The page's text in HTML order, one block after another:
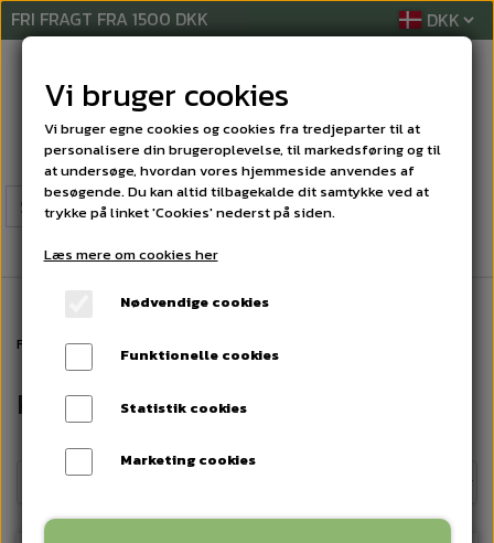
FRI FRAGT FRA 1500 DKK
Forside RENGØRINGSREKVISITTER
KOMPLET MOPPESÆT
Vi bruger cookies
Vi bruger egne cookies og cookies fra tredjeparter til at
personalisere din brugeroplevelse, til markedsføring og til
at undersøge, hvordan vores hjemmeside anvendes af
besøgende. Du kan altid tilbagekalde dit samtykke ved at
trykke på linket 'Cookies' nederst på siden.
Læs mere om cookies her
Nødvendige cookies
Funktionelle cookies
Statistik cookies
Marketing cookies